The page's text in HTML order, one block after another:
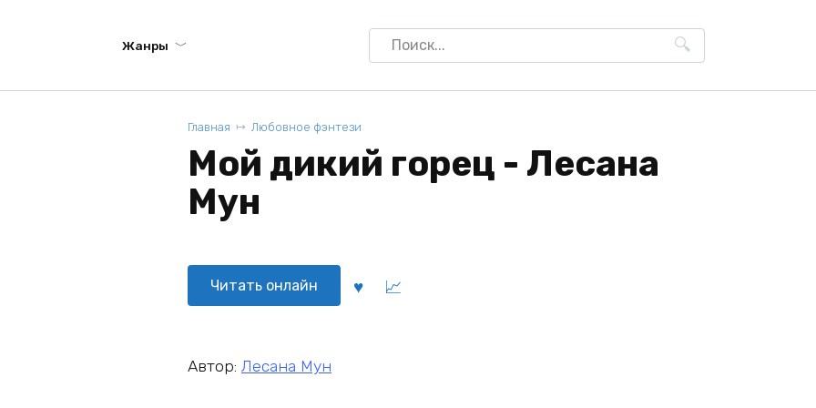
Жанры
Search
for:
Главная Любовное фэнтези
Мой дикий горец - Лесана
Мун
Читать онлайн
Автор: Лесана Мун